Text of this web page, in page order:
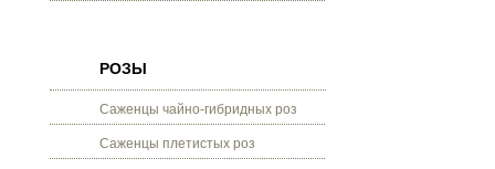
РОЗЫ
Саженцы чайно-гибридных роз
Саженцы плетистых роз